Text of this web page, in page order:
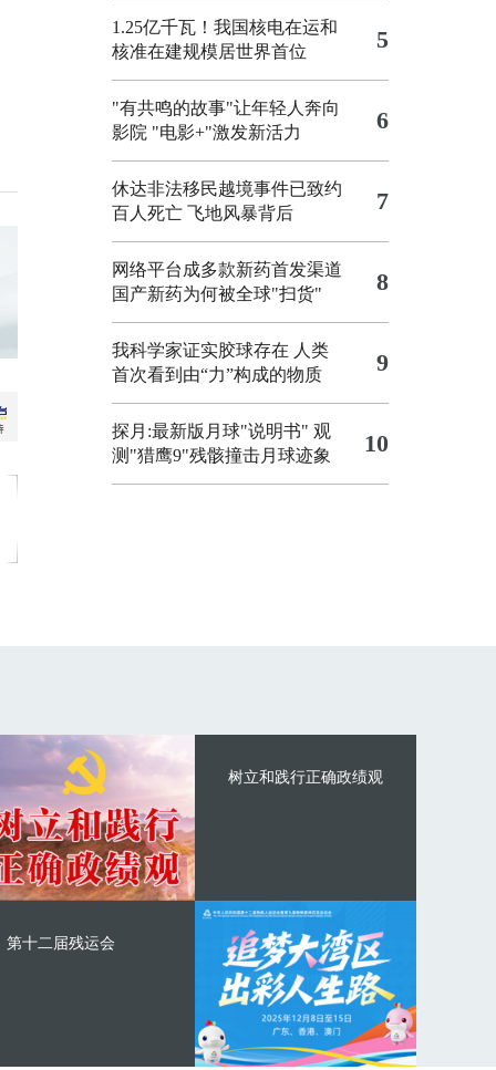
1.25亿千瓦！我国核电在运和
核准在建规模居世界首位
5
"有共鸣的故事"让年轻人奔向
影院 "电影+"激发新活力 6
休达非法移民越境事件已致约
百人死亡 飞地风暴背后 7
网络平台成多款新药首发渠道
国产新药为何被全球"扫货"
8
我科学家证实胶球存在 人类
首次看到由“力”构成的物质
9
探月:最新版月球"说明书" 观
测"猎鹰9"残骸撞击月球迹象
10
树立和践行正确政绩观
第十二届残运会